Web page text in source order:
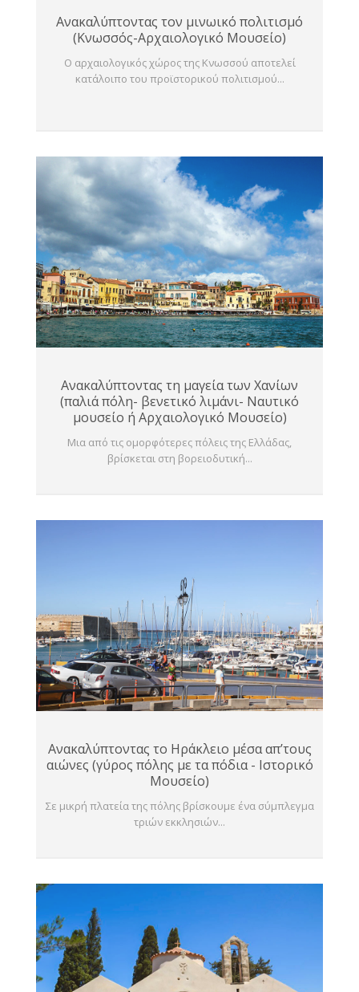
Ανακαλύπτοντας τον μινωικό πολιτισμό
(Κνωσσός-Αρχαιολογικό Μουσείο)
Ο αρχαιολογικός χώρος της Κνωσσού αποτελεί
κατάλοιπο του προϊστορικού πολιτισμού...
Ανακαλύπτοντας τη μαγεία των Χανίων
(παλιά πόλη- βενετικό λιμάνι- Ναυτικό
μουσείο ή Αρχαιολογικό Μουσείο)
Μια από τις ομορφότερες πόλεις της Ελλάδας,
βρίσκεται στη βορειοδυτική...
Ανακαλύπτοντας το Ηράκλειο μέσα απ’τους
αιώνες (γύρος πόλης με τα πόδια - Ιστορικό
Μουσείο)
Σε μικρή πλατεία της πόλης βρίσκουμε ένα σύμπλεγμα
τριών εκκλησιών...